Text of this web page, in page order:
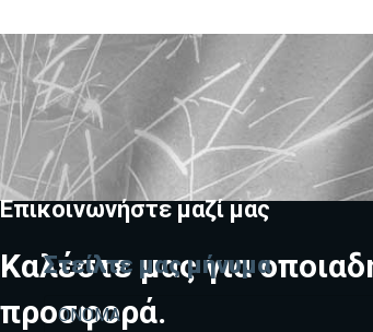
Επικοινωνήστε μαζί μας
Καλέστε μας για
προσφορά.
Στείλτε μας μήνυμα